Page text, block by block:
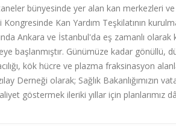
bünyesinde yer alan kan merkezleri
Kan Yardım Teşkilatının
Ankara ve İstanbul'da eş zamanlı olarak
başlanmıştır. Günümüze kadar gönüllü,
kök hücre ve plazma fraksinasyon
Derneği olarak; Sağlık Bakanlığımızın
göstermek ileriki yıllar için planlarımız